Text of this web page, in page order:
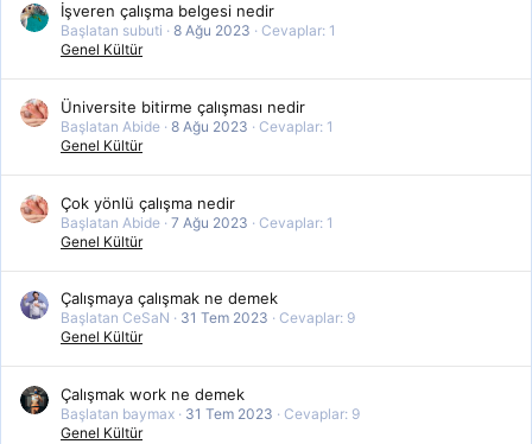
İşveren çalışma belgesi nedir
Başlatan subuti 8 Ağu 2023
Cevaplar: 1
Genel Kültür
Üniversite bitirme çalışması nedir
Başlatan Abide 8 Ağu 2023
Cevaplar: 1
Genel Kültür
Çok yönlü çalışma nedir
Başlatan Abide 7 Ağu 2023
Cevaplar: 1
Genel Kültür
Çalışmaya çalışmak ne demek
Başlatan CeSaN 31 Tem 2023
Cevaplar: 9
Genel Kültür
Çalışmak work ne demek
Başlatan baymax 31 Tem 2023
Cevaplar: 9
Genel Kültür